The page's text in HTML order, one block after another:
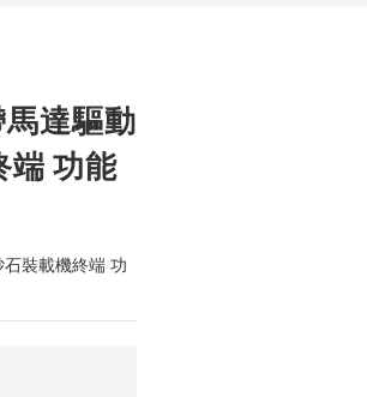
達驅動
端 功能
裝載機終端 功